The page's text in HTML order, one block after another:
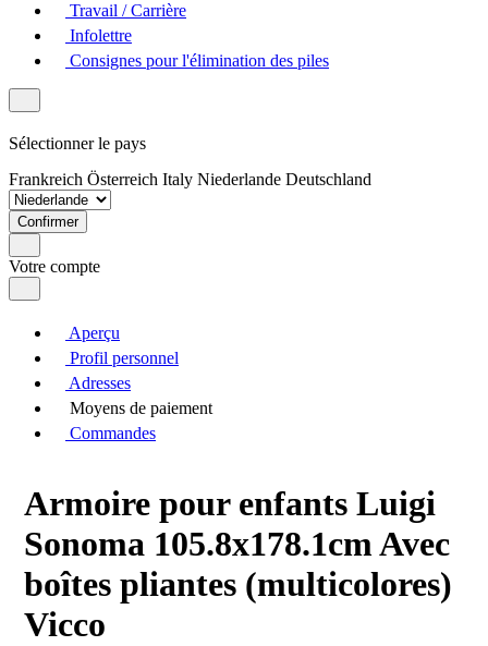
Travail / Carrière
Infolettre
Consignes pour l'élimination des piles
Sélectionner le pays
Frankreich Österreich Italy Niederlande Deutschland
Confirmer
Votre compte
Aperçu
Profil personnel
Adresses
Moyens de paiement
Commandes
Armoire pour enfants Luigi
Sonoma 105.8x178.1cm Avec
boîtes pliantes (multicolores)
Vicco